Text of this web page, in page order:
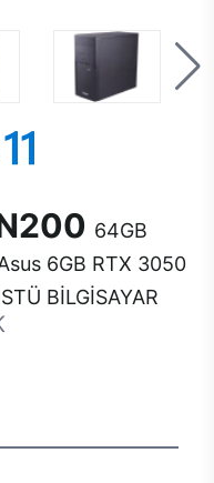
64GB
6GB RTX 3050
BİLGİSAYAR